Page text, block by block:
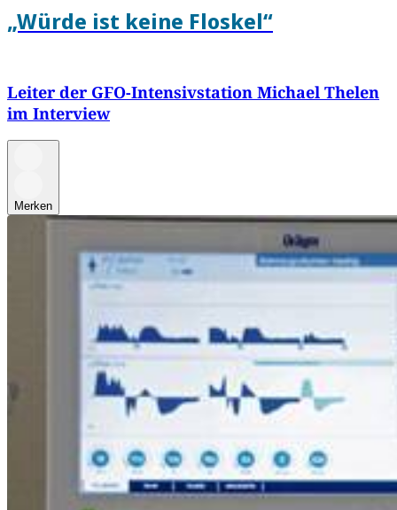
„Würde ist keine Floskel“
Leiter der GFO-Intensivstation Michael Thelen
im Interview
Merken